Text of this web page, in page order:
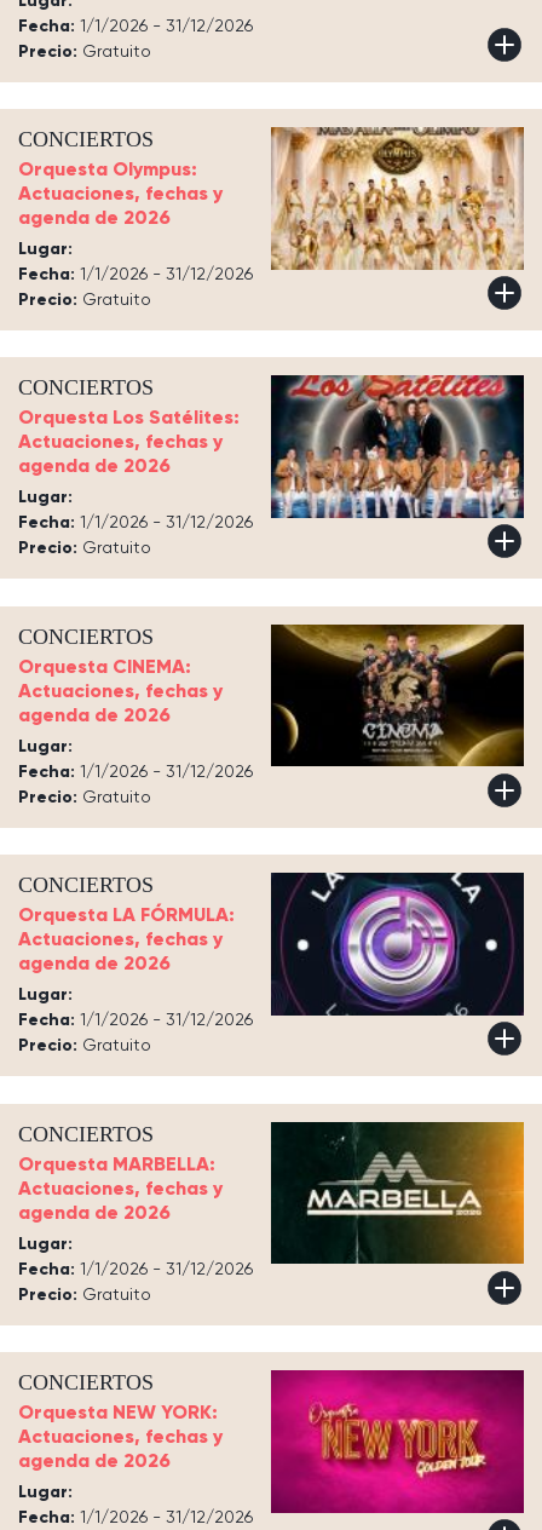
Fecha: 1/1/2026 - 31/12/2026
Precio: Gratuito
CONCIERTOS
Orquesta Olympus:
Actuaciones, fechas y
agenda de 2026
Lugar:
Fecha: 1/1/2026 - 31/12/2026
Precio: Gratuito
CONCIERTOS
Orquesta Los Satélites:
Actuaciones, fechas y
agenda de 2026
Lugar:
Fecha: 1/1/2026 - 31/12/2026
Precio: Gratuito
CONCIERTOS
Orquesta CINEMA:
Actuaciones, fechas y
agenda de 2026
Lugar:
Fecha: 1/1/2026 - 31/12/2026
Precio: Gratuito
CONCIERTOS
Orquesta LA FÓRMULA:
Actuaciones, fechas y
agenda de 2026
Lugar:
Fecha: 1/1/2026 - 31/12/2026
Precio: Gratuito
CONCIERTOS
Orquesta MARBELLA:
Actuaciones, fechas y
agenda de 2026
Lugar:
Fecha: 1/1/2026 - 31/12/2026
Precio: Gratuito
CONCIERTOS
Orquesta NEW YORK:
Actuaciones, fechas y
agenda de 2026
Lugar:
Fecha: 1/1/2026 - 31/12/2026